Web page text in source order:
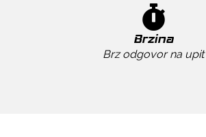
Brzina
Brz odgovor na upit